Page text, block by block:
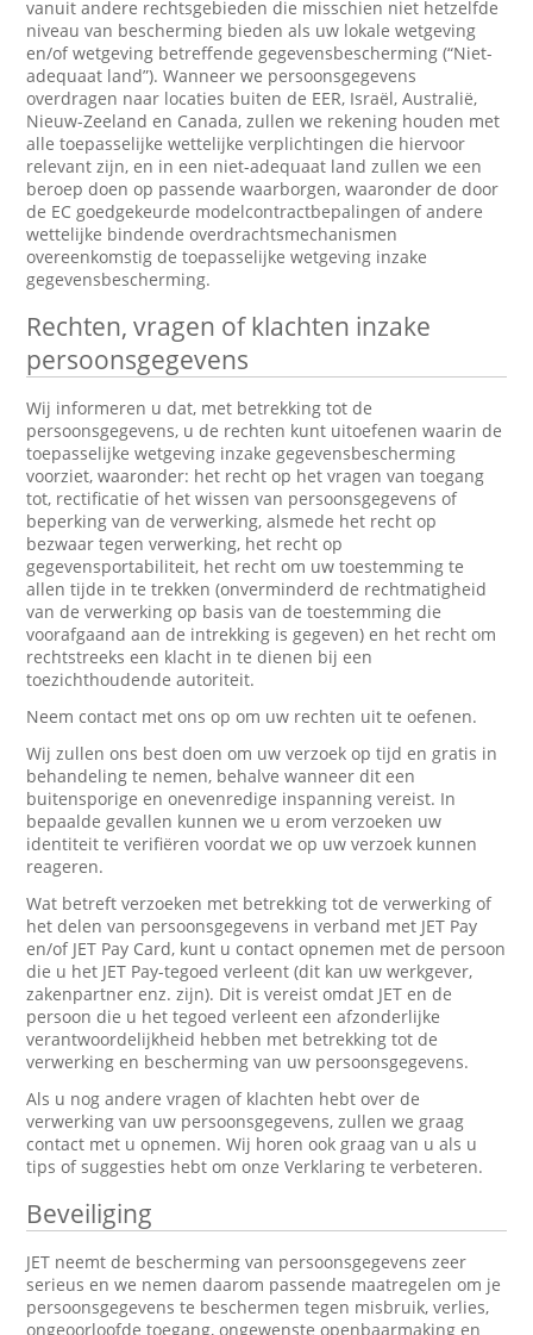
vanuit andere rechtsgebieden die misschien niet hetzelfde
niveau van bescherming bieden als uw lokale wetgeving
en/of wetgeving betreffende gegevensbescherming (“Niet-
adequaat land”). Wanneer we persoonsgegevens
overdragen naar locaties buiten de EER, Israël, Australië,
Nieuw-Zeeland en Canada, zullen we rekening houden met
alle toepasselijke wettelijke verplichtingen die hiervoor
relevant zijn, en in een niet-adequaat land zullen we een
beroep doen op passende waarborgen, waaronder de door
de EC goedgekeurde modelcontractbepalingen of andere
wettelijke bindende overdrachtsmechanismen
overeenkomstig de toepasselijke wetgeving inzake
gegevensbescherming.
Rechten, vragen of klachten inzake
persoonsgegevens
Wij informeren u dat, met betrekking tot de
persoonsgegevens, u de rechten kunt uitoefenen waarin de
toepasselijke wetgeving inzake gegevensbescherming
voorziet, waaronder: het recht op het vragen van toegang
tot, rectificatie of het wissen van persoonsgegevens of
beperking van de verwerking, alsmede het recht op
bezwaar tegen verwerking, het recht op
gegevensportabiliteit, het recht om uw toestemming te
allen tijde in te trekken (onverminderd de rechtmatigheid
van de verwerking op basis van de toestemming die
voorafgaand aan de intrekking is gegeven) en het recht om
rechtstreeks een klacht in te dienen bij een
toezichthoudende autoriteit.
Neem contact met ons op om uw rechten uit te oefenen.
Wij zullen ons best doen om uw verzoek op tijd en gratis in
behandeling te nemen, behalve wanneer dit een
buitensporige en onevenredige inspanning vereist. In
bepaalde gevallen kunnen we u erom verzoeken uw
identiteit te verifiëren voordat we op uw verzoek kunnen
reageren.
Wat betreft verzoeken met betrekking tot de verwerking of
het delen van persoonsgegevens in verband met JET Pay
en/of JET Pay Card, kunt u contact opnemen met de persoon
die u het JET Pay-tegoed verleent (dit kan uw werkgever,
zakenpartner enz. zijn). Dit is vereist omdat JET en de
persoon die u het tegoed verleent een afzonderlijke
verantwoordelijkheid hebben met betrekking tot de
verwerking en bescherming van uw persoonsgegevens.
Als u nog andere vragen of klachten hebt over de
verwerking van uw persoonsgegevens, zullen we graag
contact met u opnemen. Wij horen ook graag van u als u
tips of suggesties hebt om onze Verklaring te verbeteren.
Beveiliging
JET neemt de bescherming van persoonsgegevens zeer
serieus en we nemen daarom passende maatregelen om je
persoonsgegevens te beschermen tegen misbruik, verlies,
ongeoorloofde toegang, ongewenste openbaarmaking en